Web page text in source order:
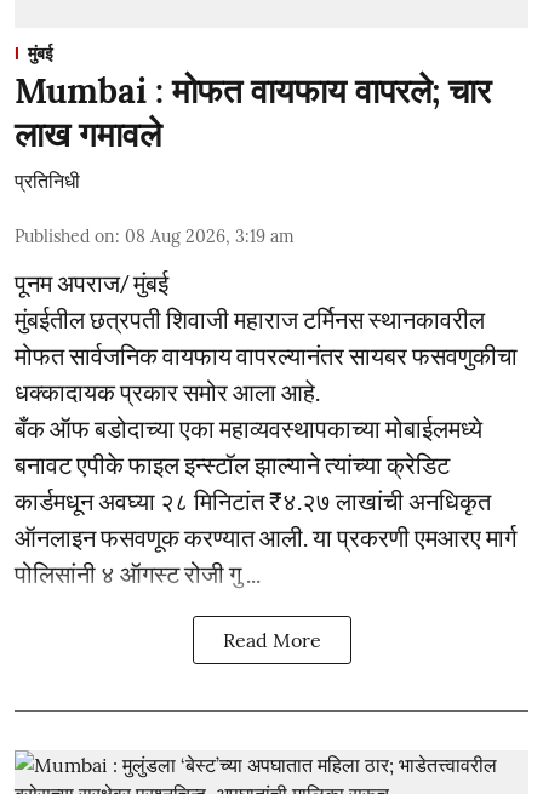
मुंबई
Mumbai : मोफत वायफाय वापरले; चार
लाख गमावले
प्रतिनिधी
Published on: 08 Aug 2026, 3:19 am
पूनम अपराज/ मुंबई
मुंबईतील छत्रपती शिवाजी महाराज टर्मिनस स्थानकावरील
मोफत सार्वजनिक वायफाय वापरल्यानंतर सायबर फसवणुकीचा
धक्कादायक प्रकार समोर आला आहे.
बँक ऑफ बडोदाच्या एका महाव्यवस्थापकाच्या मोबाईलमध्ये
बनावट एपीके फाइल इन्स्टॉल झाल्याने त्यांच्या क्रेडिट
कार्डमधून अवघ्या २८ मिनिटांत ₹४.२७ लाखांची अनधिकृत
ऑनलाइन फसवणूक करण्यात आली. या प्रकरणी एमआरए मार्ग
पोलिसांनी ४ ऑगस्ट रोजी गु ...
Read More